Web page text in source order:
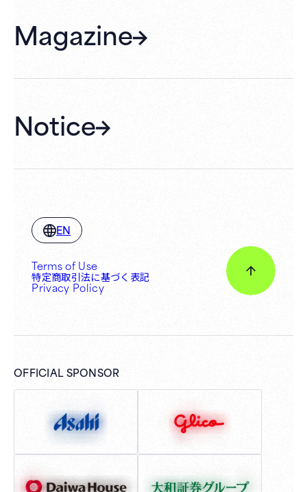
Gift Cards
Membership
Hall Rental
Magazine
Notice
EN
Terms of Use
特定商取引法に基づく表記
Privacy Policy
OFFICIAL SPONSOR